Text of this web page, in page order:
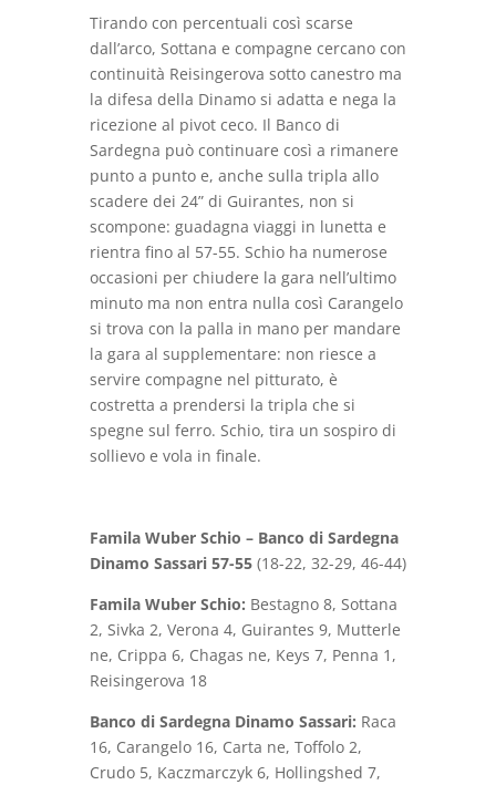
Tirando con percentuali così scarse
dall’arco, Sottana e compagne cercano con
continuità Reisingerova sotto canestro ma
la difesa della Dinamo si adatta e nega la
ricezione al pivot ceco. Il Banco di
Sardegna può continuare così a rimanere
punto a punto e, anche sulla tripla allo
scadere dei 24” di Guirantes, non si
scompone: guadagna viaggi in lunetta e
rientra fino al 57-55. Schio ha numerose
occasioni per chiudere la gara nell’ultimo
minuto ma non entra nulla così Carangelo
si trova con la palla in mano per mandare
la gara al supplementare: non riesce a
servire compagne nel pitturato, è
costretta a prendersi la tripla che si
spegne sul ferro. Schio, tira un sospiro di
sollievo e vola in finale.
Famila Wuber Schio – Banco di Sardegna
Dinamo Sassari 57-55 (18-22, 32-29, 46-44)
Famila Wuber Schio: Bestagno 8, Sottana
2, Sivka 2, Verona 4, Guirantes 9, Mutterle
ne, Crippa 6, Chagas ne, Keys 7, Penna 1,
Reisingerova 18
Banco di Sardegna Dinamo Sassari: Raca
16, Carangelo 16, Carta ne, Toffolo 2,
Crudo 5, Kaczmarczyk 6, Hollingshed 7,